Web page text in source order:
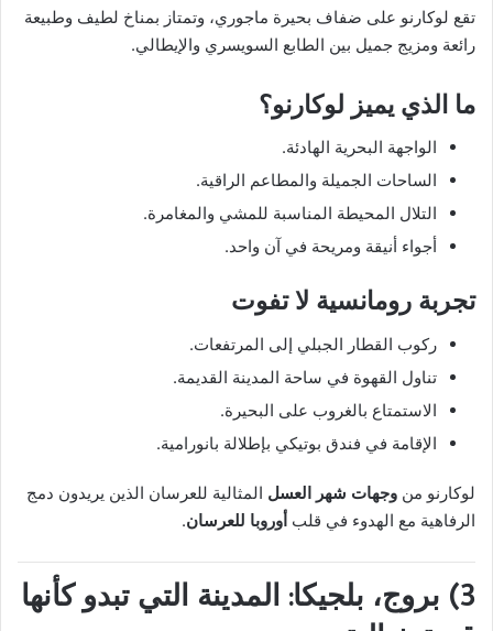
تقع لوكارنو على ضفاف بحيرة ماجوري، وتمتاز بمناخ لطيف وطبيعة
رائعة ومزيج جميل بين الطابع السويسري والإيطالي.
ما الذي يميز لوكارنو؟
الواجهة البحرية الهادئة.
الساحات الجميلة والمطاعم الراقية.
التلال المحيطة المناسبة للمشي والمغامرة.
أجواء أنيقة ومريحة في آن واحد.
تجربة رومانسية لا تفوت
ركوب القطار الجبلي إلى المرتفعات.
تناول القهوة في ساحة المدينة القديمة.
الاستمتاع بالغروب على البحيرة.
الإقامة في فندق بوتيكي بإطلالة بانورامية.
لوكارنو من وجهات شهر العسل المثالية للعرسان الذين يريدون دمج
الرفاهية مع الهدوء في قلب أوروبا للعرسان.
3) بروج، بلجيكا: المدينة التي تبدو كأنها